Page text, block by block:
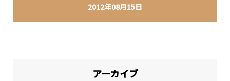
2012年08月15日
アーカイブ